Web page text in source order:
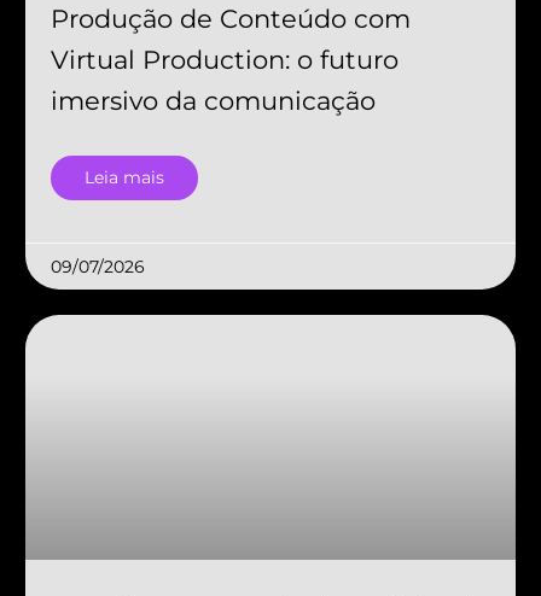
Produção de Conteúdo com
Virtual Production: o futuro
imersivo da comunicação
Leia mais
09/07/2026